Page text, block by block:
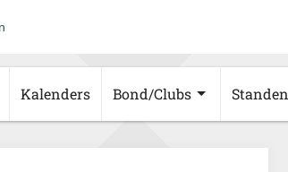
Kalenders Bond/Clubs Standen